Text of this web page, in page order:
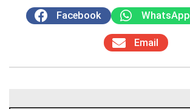
Facebook WhatsApp
Email